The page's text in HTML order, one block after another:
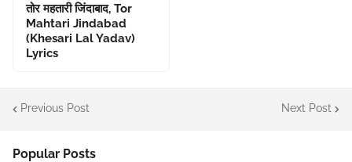
तोर महतारी जिंदाबाद, Tor
Mahtari Jindabad
(Khesari Lal Yadav)
Lyrics
Previous Post Next Post
Popular Posts